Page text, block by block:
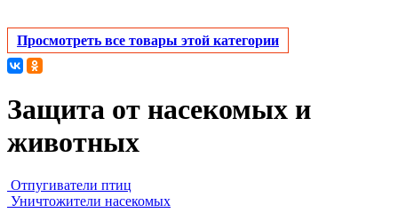
Просмотреть все товары этой категории
Защита от насекомых и
животных
Отпугиватели птиц
Уничтожители насекомых